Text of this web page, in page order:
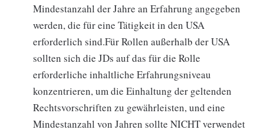
Mindestanzahl der Jahre an Erfahrung angegeben
werden, die für eine Tätigkeit in den USA
erforderlich sind.Für Rollen außerhalb der USA
sollten sich die JDs auf das für die Rolle
erforderliche inhaltliche Erfahrungsniveau
konzentrieren, um die Einhaltung der geltenden
Rechtsvorschriften zu gewährleisten, und eine
Mindestanzahl von Jahren sollte NICHT verwendet